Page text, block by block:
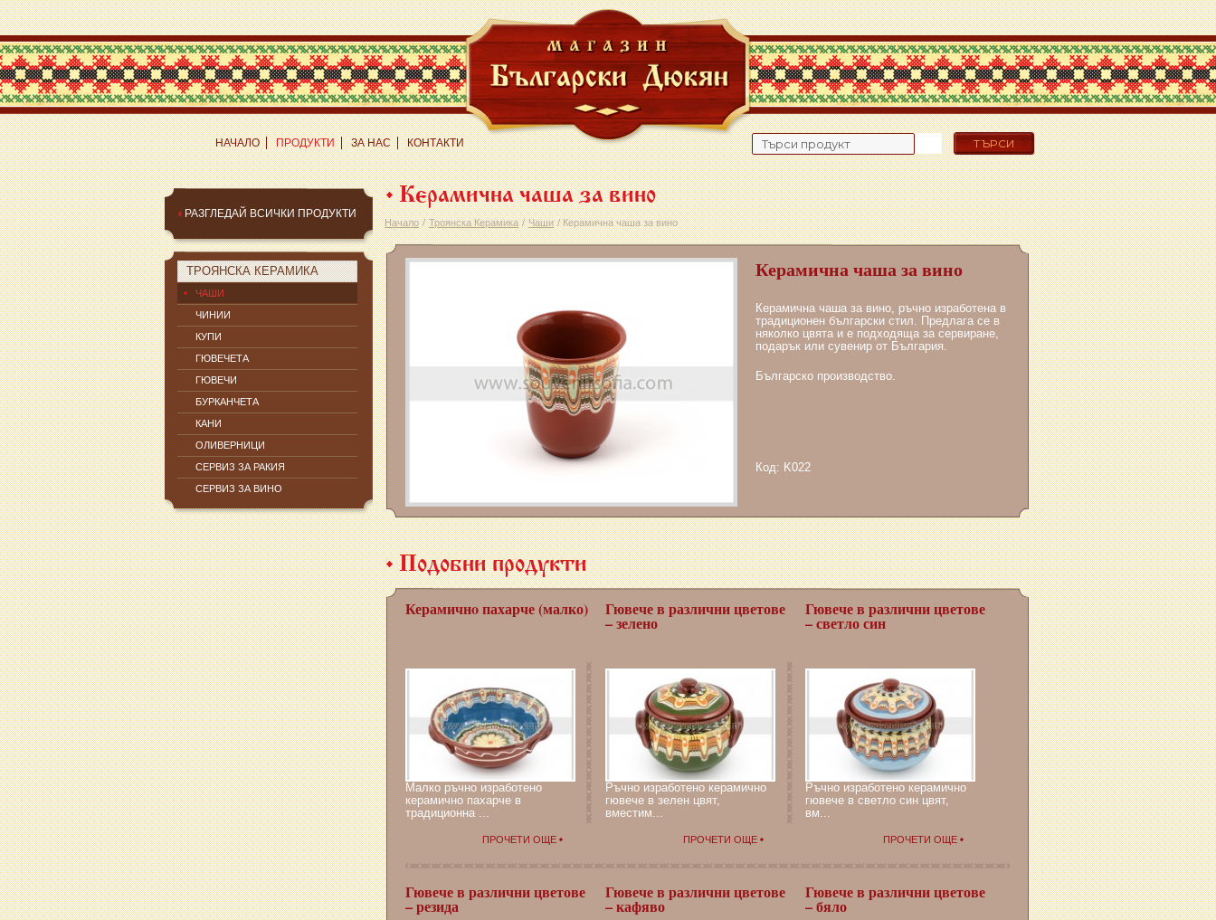
НАЧАЛО ПРОДУКТИ ЗА НАС КОНТАКТИ
Search
for:
РАЗГЛЕДАЙ ВСИЧКИ ПРОДУКТИ
ТРОЯНСКА КЕРАМИКА
ЧАШИ
ЧИНИИ
КУПИ
ГЮВЕЧЕТА
ГЮВЕЧИ
БУРКАНЧЕТА
КАНИ
ОЛИВЕРНИЦИ
СЕРВИЗ ЗА РАКИЯ
СЕРВИЗ ЗА ВИНО
Керамична чаша за вино
Начало/Троянска Керамика/Чаши/ Керамична чаша за вино
Керамична чаша за вино
Керамична чаша за вино, ръчно изработена в
традиционен български стил. Предлага се в
няколко цвята и е подходяща за сервиране,
подарък или сувенир от България.
Българско производство.
Код: K022
Подобни продукти
Керамичнo пахарче (малко)
Малко ръчно изработено
керамично пахарче в
традиционна ...
ПРОЧЕТИ ОЩЕ
Гювече в различни цветове
– зелено
Ръчно изработено керамично
гювече в зелен цвят,
вместим...
ПРОЧЕТИ ОЩЕ
Гювече в различни цветове
– светло син
Ръчно изработено керамично
гювече в светло син цвят,
вм...
ПРОЧЕТИ ОЩЕ
Гювече в различни цветове
– резида
Гювече в различни цветове
– кафяво
Гювече в различни цветове
– бяло